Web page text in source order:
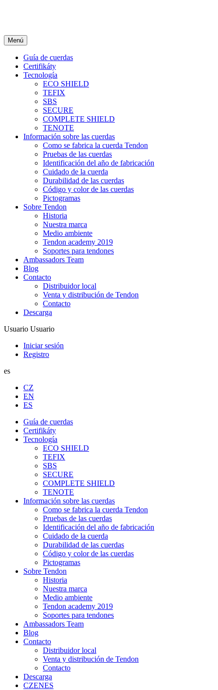
Menú
Guía de cuerdas
Certifikáty
Tecnología
ECO SHIELD
TEFIX
SBS
SECURE
COMPLETE SHIELD
TENOTE
Información sobre las cuerdas
Como se fabrica la cuerda Tendon
Pruebas de las cuerdas
Identificación del año de fabricación
Cuidado de la cuerda
Durabilidad de las cuerdas
Código y color de las cuerdas
Pictogramas
Sobre Tendon
Historia
Nuestra marca
Medio ambiente
Tendon academy 2019
Soportes para tendones
Ambassadors Team
Blog
Contacto
Distribuidor local
Venta y distribución de Tendon
Contacto
Descarga
Usuario Usuario
Iniciar sesión
Registro
es
CZ
EN
ES
Guía de cuerdas
Certifikáty
Tecnología
ECO SHIELD
TEFIX
SBS
SECURE
COMPLETE SHIELD
TENOTE
Información sobre las cuerdas
Como se fabrica la cuerda Tendon
Pruebas de las cuerdas
Identificación del año de fabricación
Cuidado de la cuerda
Durabilidad de las cuerdas
Código y color de las cuerdas
Pictogramas
Sobre Tendon
Historia
Nuestra marca
Medio ambiente
Tendon academy 2019
Soportes para tendones
Ambassadors Team
Blog
Contacto
Distribuidor local
Venta y distribución de Tendon
Contacto
Descarga
CZENES